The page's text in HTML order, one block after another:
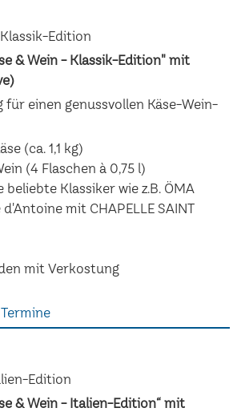
& Wein - Klassik-Edition" mit
für einen genussvollen Käse-Wein-
(ca. 1,1 kg)
(4 Flaschen à 0,75 l)
beliebte Klassiker wie z.B. ÖMA
mit CHAPELLE SAINT
mit Verkostung
& Wein - Italien-Edition“ mit